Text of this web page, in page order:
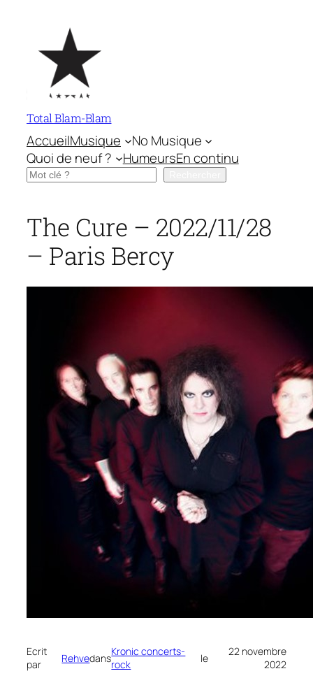
contenu
Total Blam-Blam
AccueilMusique
No Musique
Quoi de neuf ?
HumeursEn continu
Rechercher
The Cure – 2022/11/28
– Paris Bercy
Ecrit
par
RehvedansKronic concerts-
rock
le
22 novembre
2022